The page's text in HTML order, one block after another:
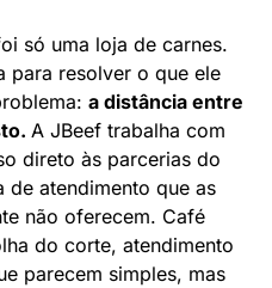
só uma loja de carnes.
para resolver o que ele
a distância entre
A JBeef trabalha com
direto às parcerias do
de atendimento que as
não oferecem. Café
do corte, atendimento
parecem simples, mas